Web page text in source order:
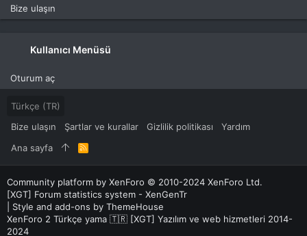
Bize ulaşın
Kullanıcı Menüsü
Oturum aç
Türkçe (TR)
Bize ulaşın
Şartlar ve kurallar Gizlilik politikası
Yardım
Ana sayfa
R
S
Community platform by XenForo © 2010-2024 XenForo Ltd.
[XGT] Forum statistics system - XenGenTr
Style and add-ons by ThemeHouse
XenForo 2 Türkçe yama 🇹🇷 [XGT] Yazılım ve web hizmetleri 2014-
2024